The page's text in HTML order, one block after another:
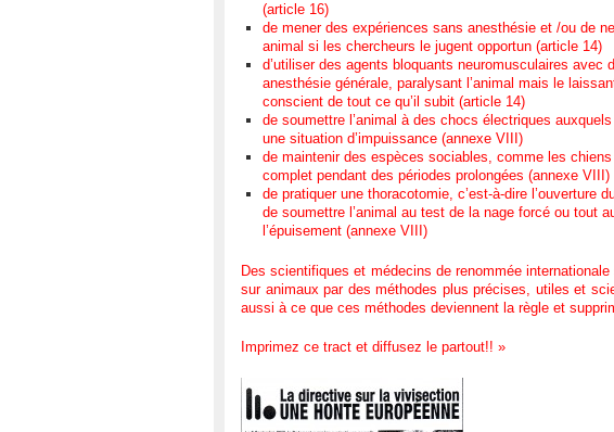
(article 16)
de mener des expériences sans anesthésie et /ou de
animal si les chercheurs le jugent opportun (article 14)
d’utiliser des agents bloquants neuromusculaires avec
anesthésie générale, paralysant l’animal mais le
conscient de tout ce qu’il subit (article 14)
de soumettre l’animal à des chocs électriques
une situation d’impuissance (annexe VIII)
de maintenir des espèces sociables, comme les
complet pendant des périodes prolongées (annexe VIII)
de pratiquer une thoracotomie, c’est-à-dire l’ouverture
de soumettre l’animal au test de la nage forcé ou tout
l’épuisement (annexe VIII)
Des scientifiques et médecins de renommée
sur animaux par des méthodes plus précises, utiles et
aussi à ce que ces méthodes deviennent la règle et
Imprimez ce tract et diffusez le partout!! »